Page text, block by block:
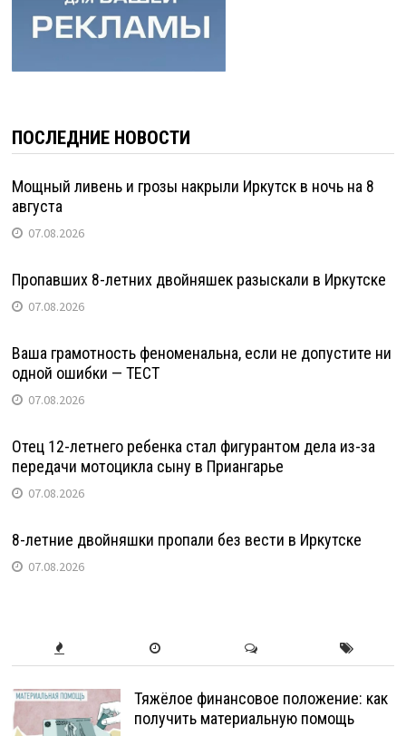
ПОСЛЕДНИЕ НОВОСТИ
Мощный ливень и грозы накрыли Иркутск в ночь на 8
августа
07.08.2026
Пропавших 8-летних двойняшек разыскали в Иркутске
07.08.2026
Ваша грамотность феноменальна, если не допустите ни
одной ошибки — ТЕСТ
07.08.2026
Отец 12-летнего ребенка стал фигурантом дела из-за
передачи мотоцикла сыну в Приангарье
07.08.2026
8-летние двойняшки пропали без вести в Иркутске
07.08.2026
Тяжёлое финансовое положение: как
получить материальную помощь